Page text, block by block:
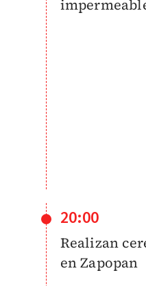
20:00
Realizan
en Zapopan